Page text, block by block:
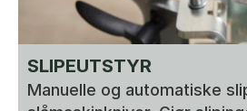
SLIPEUTSTYR
Manuelle og automatiske